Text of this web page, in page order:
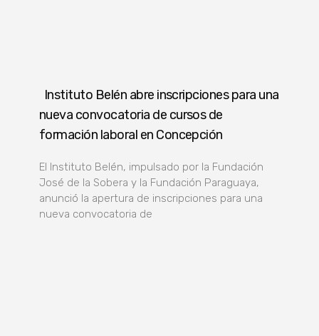
Instituto Belén abre inscripciones para una
nueva convocatoria de cursos de
formación laboral en Concepción
El Instituto Belén, impulsado por la Fundación
José de la Sobera y la Fundación Paraguaya,
anunció la apertura de inscripciones para una
nueva convocatoria de